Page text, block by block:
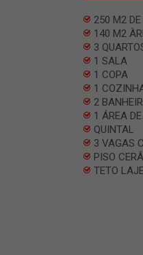
250 M2 DE
140 M2
3
1 SALA
1 COPA
1
2
1 ÁREA
QUINTAL
3 VAGAS
PISO
TETO